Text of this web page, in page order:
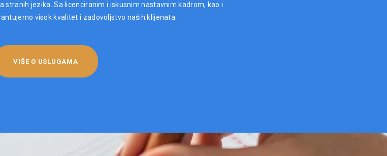
stranih jezika. Sa licenciranim i iskusnim nastavnim kadrom, kao i
visok kvalitet i zadovoljstvo naših klijenata.
VIŠE O USLUGAMA